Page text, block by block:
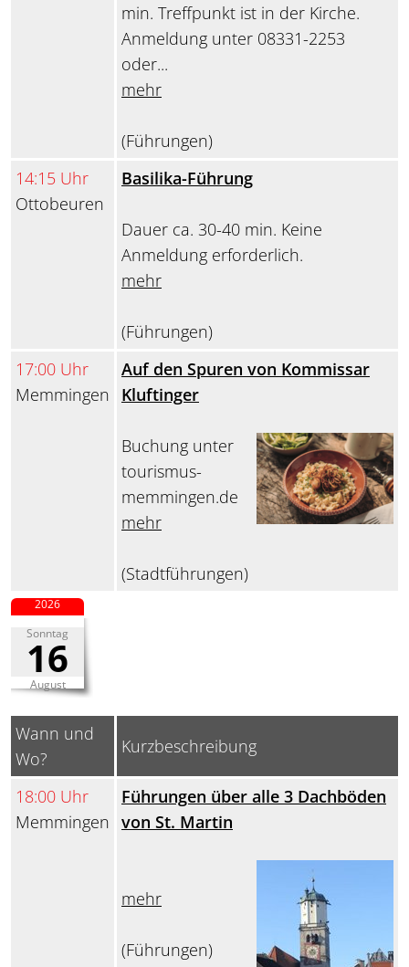
min. Treffpunkt ist in der Kirche.
Anmeldung unter 08331-2253
oder...
mehr
(Führungen)
14:15 Uhr
Ottobeuren
Basilika-Führung
Dauer ca. 30-40 min. Keine
Anmeldung erforderlich.
mehr
(Führungen)
17:00 Uhr
Memmingen
Auf den Spuren von Kommissar
Kluftinger
Buchung unter
tourismus-
memmingen.de
mehr
(Stadtführungen)
Sonntag
16
August
2026
Wann und
Wo?
Kurzbeschreibung
18:00 Uhr
Memmingen
Führungen über alle 3 Dachböden
von St. Martin
mehr
(Führungen)